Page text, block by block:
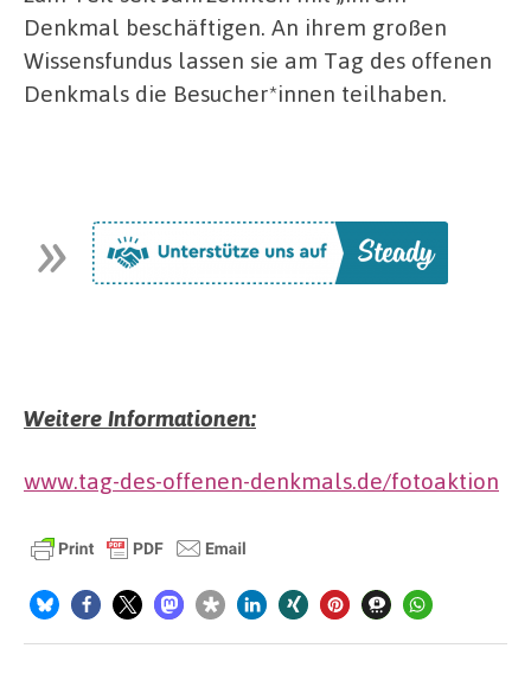
Denkmal beschäftigen. An ihrem großen
Wissensfundus lassen sie am Tag des offenen
Denkmals die Besucher*innen teilhaben.
Weitere Informationen:
www.tag-des-offenen-denkmals.de/fotoaktion